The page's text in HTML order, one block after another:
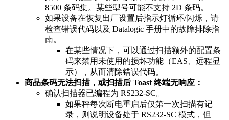
8500 条码集。某些型号可能不支持 2D 条码。
如果设备在恢复出厂设置后指示灯循环/闪烁，请
检查错误代码以及 Datalogic 手册中的故障排除指
南。
在某些情况下，可以通过扫描额外的配置条
码来禁用未使用的损坏功能（EAS、远程显
示），从而清除错误代码。
商品条码无法扫描，或扫描后 Toast 终端无响应：
确认扫描器已编程为 RS232-SC。
如果秤每次断电重启后仅第一次扫描有记
录，则说明设备处于 RS232-SC 模式，但